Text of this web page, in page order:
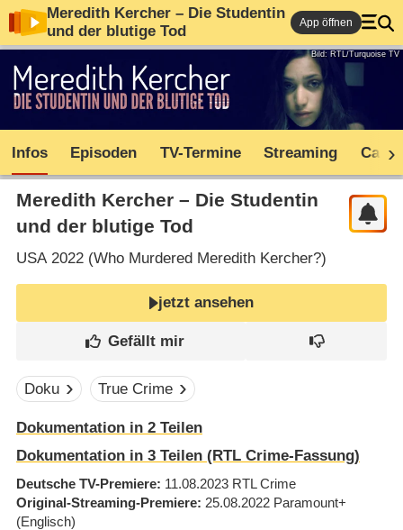
Meredith Kercher – Die Studentin
und der blutige Tod
App öffnen
Bild: RTL/Turquoise TV
Infos Episoden TV-Termine Streaming Cast
Meredith Kercher – Die Studentin
und der blutige Tod
USA2022 (Who Murdered Meredith Kercher?)
jetzt ansehen
Doku True Crime
Dokumentation in 2 Teilen
Dokumentation in 3 Teilen (RTL Crime-Fassung)
Deutsche TV-Premiere 11.08.2023 RTL Crime
Original-Streaming-Premiere 25.08.2022 Paramount+
(Englisch)